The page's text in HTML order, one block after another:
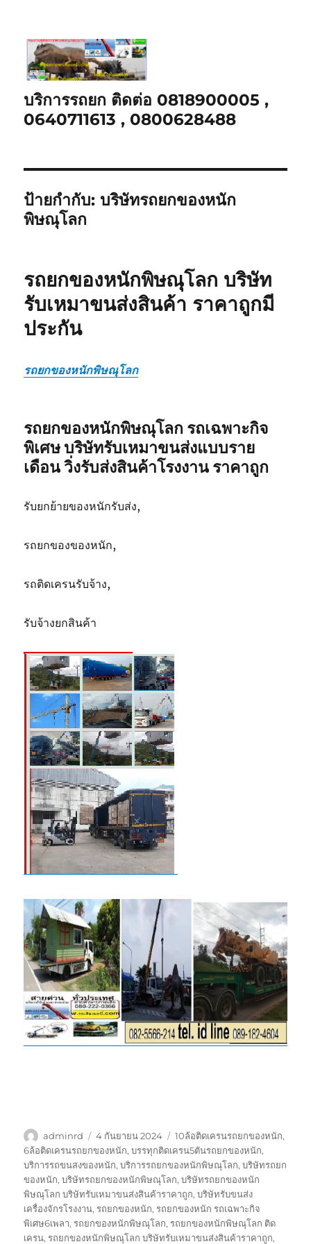
บริการรถยก ติดต่อ 0818900005 ,
0640711613 , 0800628488
ป้ายกำกับ:บริษัทรถยกของหนัก
พิษณุโลก
รถยกของหนักพิษณุโลก บริษัท
รับเหมาขนส่งสินค้า ราคาถูกมี
ประกัน
รถยกของหนักพิษณุโลก
รถยกของหนักพิษณุโลก รถเฉพาะกิจ
พิเศษ บริษัทรับเหมาขนส่งแบบราย
เดือน วิ่งรับส่งสินค้าโรงงาน ราคาถูก
รับยกย้ายของหนักรับส่ง,
รถยกของของหนัก,
รถติดเครนรับจ้าง,
รับจ้างยกสินค้า
ผู้
เขียน
adminrd
เขียน
เมื่อ
4 กันยายน 2024
ป้าย
กำกับ
10ล้อติดเครนรถยกของหนัก,
6ล้อติดเครนรถยกของหนัก,บรรทุกติดเครน5ตันรถยกของหนัก,
บริการรถขนสงของหนัก,บริการรถยกของหนักพิษณุโลก,บริษัทรถยก
ของหนัก,บริษัทรถยกของหนักพิษณุโลก,บริษัทรถยกของหนัก
พิษณุโลก บริษัทรับเหมาขนส่งสินค้าราคาถูก,บริษัทรับขนส่ง
เครื่องจักรโรงงาน,รถยกของหนัก,รถยกของหนัก รถเฉพาะกิจ
พิเศษ6เพลา,รถยกของหนักพิษณุโลก,รถยกของหนักพิษณุโลก ติด
เครน,รถยกของหนักพิษณุโลก บริษัทรับเหมาขนส่งสินค้าราคาถูก,